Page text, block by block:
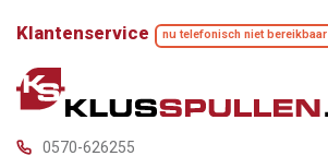
Klantenservice nu telefonisch niet bereikbaar
0570-626255